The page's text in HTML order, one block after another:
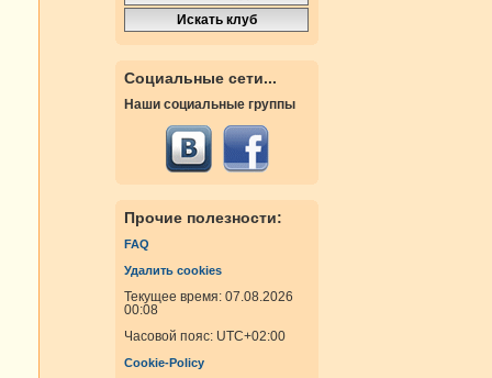
Социальные сети...
Наши социальные группы
Прочие полезности:
FAQ
Удалить cookies
Текущее время: 07.08.2026
00:08
Часовой пояс: UTC+02:00
Cookie-Policy